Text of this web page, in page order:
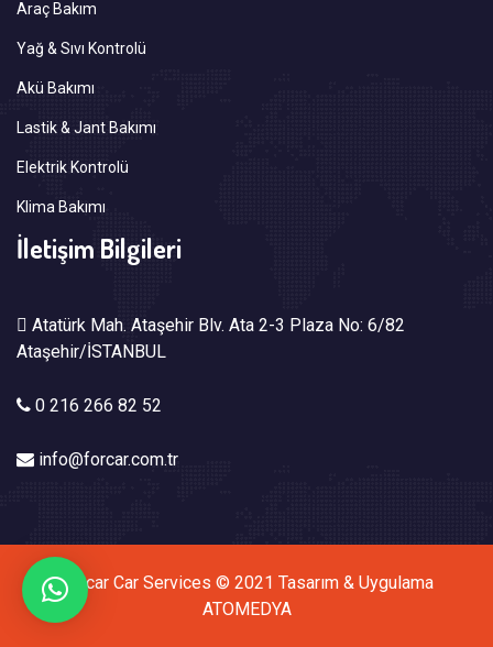
Araç Bakım
Yağ & Sıvı Kontrolü
Akü Bakımı
Lastik & Jant Bakımı
Elektrik Kontrolü
Klima Bakımı
İletişim Bilgileri
Atatürk Mah. Ataşehir Blv. Ata 2-3 Plaza No: 6/82
Ataşehir/İSTANBUL
0 216 266 82 52
info@forcar.com.tr
Forcar Car Services © 2021 Tasarım & Uygulama
ATOMEDYA